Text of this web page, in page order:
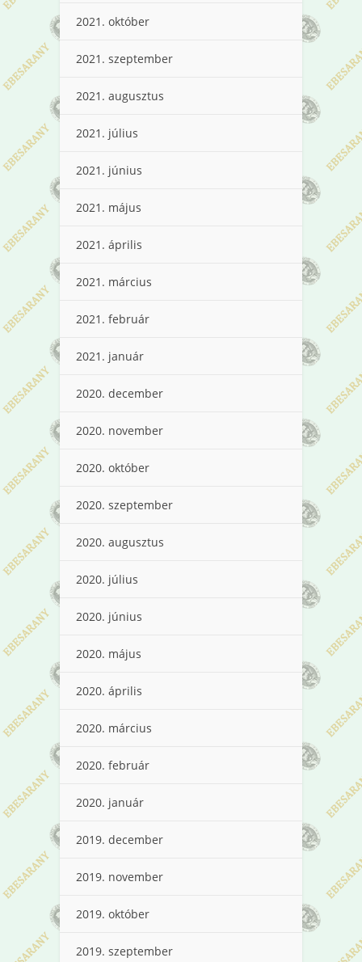
2021. október
2021. szeptember
2021. augusztus
2021. július
2021. június
2021. május
2021. április
2021. március
2021. február
2021. január
2020. december
2020. november
2020. október
2020. szeptember
2020. augusztus
2020. július
2020. június
2020. május
2020. április
2020. március
2020. február
2020. január
2019. december
2019. november
2019. október
2019. szeptember